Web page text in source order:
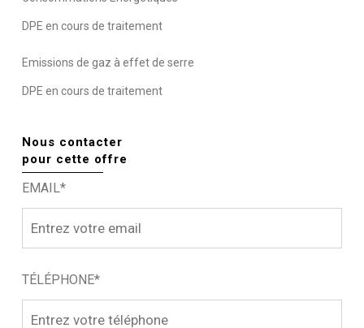
DPE en cours de traitement
Emissions de gaz à effet de serre
DPE en cours de traitement
Nous contacter
pour cette offre
EMAIL*
TÉLÉPHONE*